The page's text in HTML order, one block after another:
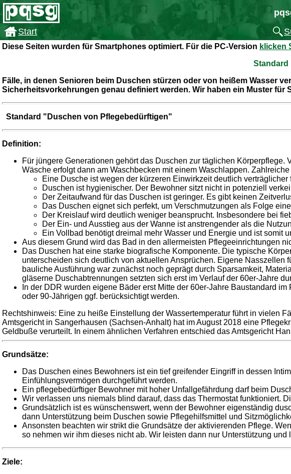
Start
Diese Seiten wurden für Smartphones optimiert. Für die PC-Version klicken
Standard
Fälle, in denen Senioren beim Duschen stürzen oder von heißem Wasser
Sicherheitsvorkehrungen genau definiert werden. Wir haben ein Muster für
Standard "Duschen von Pflegebedürftigen"
Definition:
Für jüngere Generationen gehört das Duschen zur täglichen
Wäsche erfolgt dann am Waschbecken mit einem Waschlappen.
Eine Dusche ist wegen der kürzeren Einwirkzeit deutlich
Duschen ist hygienischer. Der Bewohner sitzt nicht in potenziell
Der Zeitaufwand für das Duschen ist geringer. Es gibt keinen
Das Duschen eignet sich perfekt, um Verschmutzungen als Folge
Der Kreislauf wird deutlich weniger beansprucht. Insbesondere bei
Der Ein- und Ausstieg aus der Wanne ist anstrengender als die
Ein Vollbad benötigt dreimal mehr Wasser und Energie und ist somit
Aus diesem Grund wird das Bad in den allermeisten Pflegeeinrichtungen
Das Duschen hat eine starke biografische Komponente. Die typische
unterscheiden sich deutlich von aktuellen Ansprüchen. Eigene
bauliche Ausführung war zunächst noch geprägt durch Sparsamkeit,
gläserne Duschabtrennungen setzten sich erst im Verlauf der 60er-Jahre
In der DDR wurden eigene Bäder erst Mitte der 60er-Jahre Baustandard
oder 90-Jährigen ggf. berücksichtigt werden.
Rechtshinweis: Eine zu heiße Einstellung der Wassertemperatur führt in vielen
Amtsgericht in Sangerhausen (Sachsen-Anhalt) hat im August 2018 eine
Geldbuße verurteilt. In einem ähnlichen Verfahren entschied das Amtsgericht
Grundsätze:
Das Duschen eines Bewohners ist ein tief greifender Eingriff in dessen
Einfühlungsvermögen durchgeführt werden.
Ein pflegebedürftiger Bewohner mit hoher Unfallgefährdung darf beim
Wir verlassen uns niemals blind darauf, dass das Thermostat funktioniert.
Grundsätzlich ist es wünschenswert, wenn der Bewohner eigenständig
dann Unterstützung beim Duschen sowie Pflegehilfsmittel und
Ansonsten beachten wir strikt die Grundsätze der aktivierenden Pflege.
so nehmen wir ihm dieses nicht ab. Wir leisten dann nur Unterstützung und
Ziele: